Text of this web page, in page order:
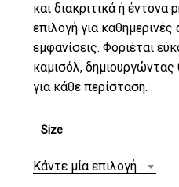
και διακριτικά ή έντονα
επιλογή για καθημερινές
εμφανίσεις. Φοριέται
καμισόλ,
για κάθε περίσταση.
Size
Κάντε μία επιλογή